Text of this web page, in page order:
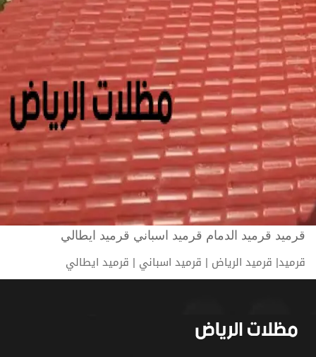
قرميد قرميد الدمام قرميد اسباني قرميد ايطالي
‫قرميد| قرميد الرياض | قرميد اسباني | قرميد ايطالي